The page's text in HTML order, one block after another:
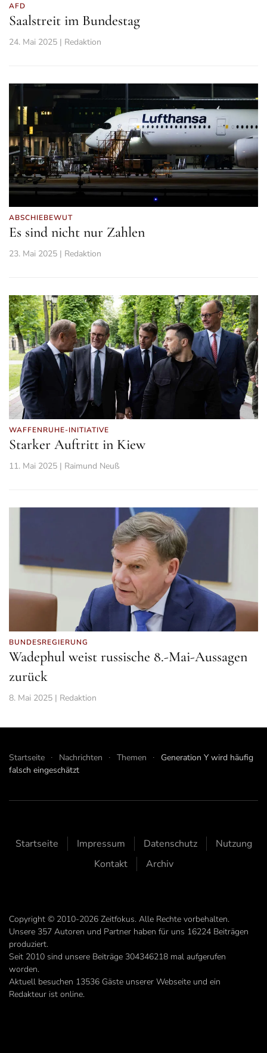
AFD
Saalstreit im Bundestag
24. Mai 2025 | Redaktion
ABSCHIEBEWUT
Es sind nicht nur Zahlen
23. Mai 2025 | Redaktion
WAFFENRUHE-INITIATIVE
Starker Auftritt in Kiew
11. Mai 2025 | Raimund Neuß
BUNDESREGIERUNG
Wadephul weist russische 8.-Mai-Aussagen
zurück
8. Mai 2025 | Redaktion
Startseite Nachrichten Themen
Generation Y wird häufig
falsch eingeschätzt
Startseite Impressum Datenschutz
Nutzung
Kontakt
Archiv
Copyright © 2010-2026 Zeitfokus. Alle Rechte vorbehalten.
Unsere 357 Autoren und Partner haben für uns 16224 Beiträgen
produziert.
Seit 2010 sind unsere Beiträge 304346218 mal aufgerufen
worden.
Aktuell besuchen 13536 Gäste unserer Webseite und ein
Redakteur ist online.